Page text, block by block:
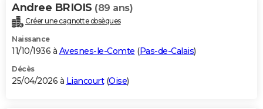
Carte de Noël
Carte Bonne année
Carte Saint-Valentin
Carte Pâques
Carte d'anniversaire
DICTIONNAIRE
Dictionnaire
Biographies
Citations
Expressions
Proverbes
PROGRAMME TV
S'inscrire
Se connecter
Lycées
Collèges
Primaires
Universités
Entreprises
Service militaire
Avis de recherche
AVIS DE DÉCÈS
Andree BRIOIS (89 ans)
Créer une cagnotte obsèques
Naissance
11/10/1936 à Avesnes-le-Comte (Pas-de-Calais)
Décès
25/04/2026 à Liancourt(Oise)